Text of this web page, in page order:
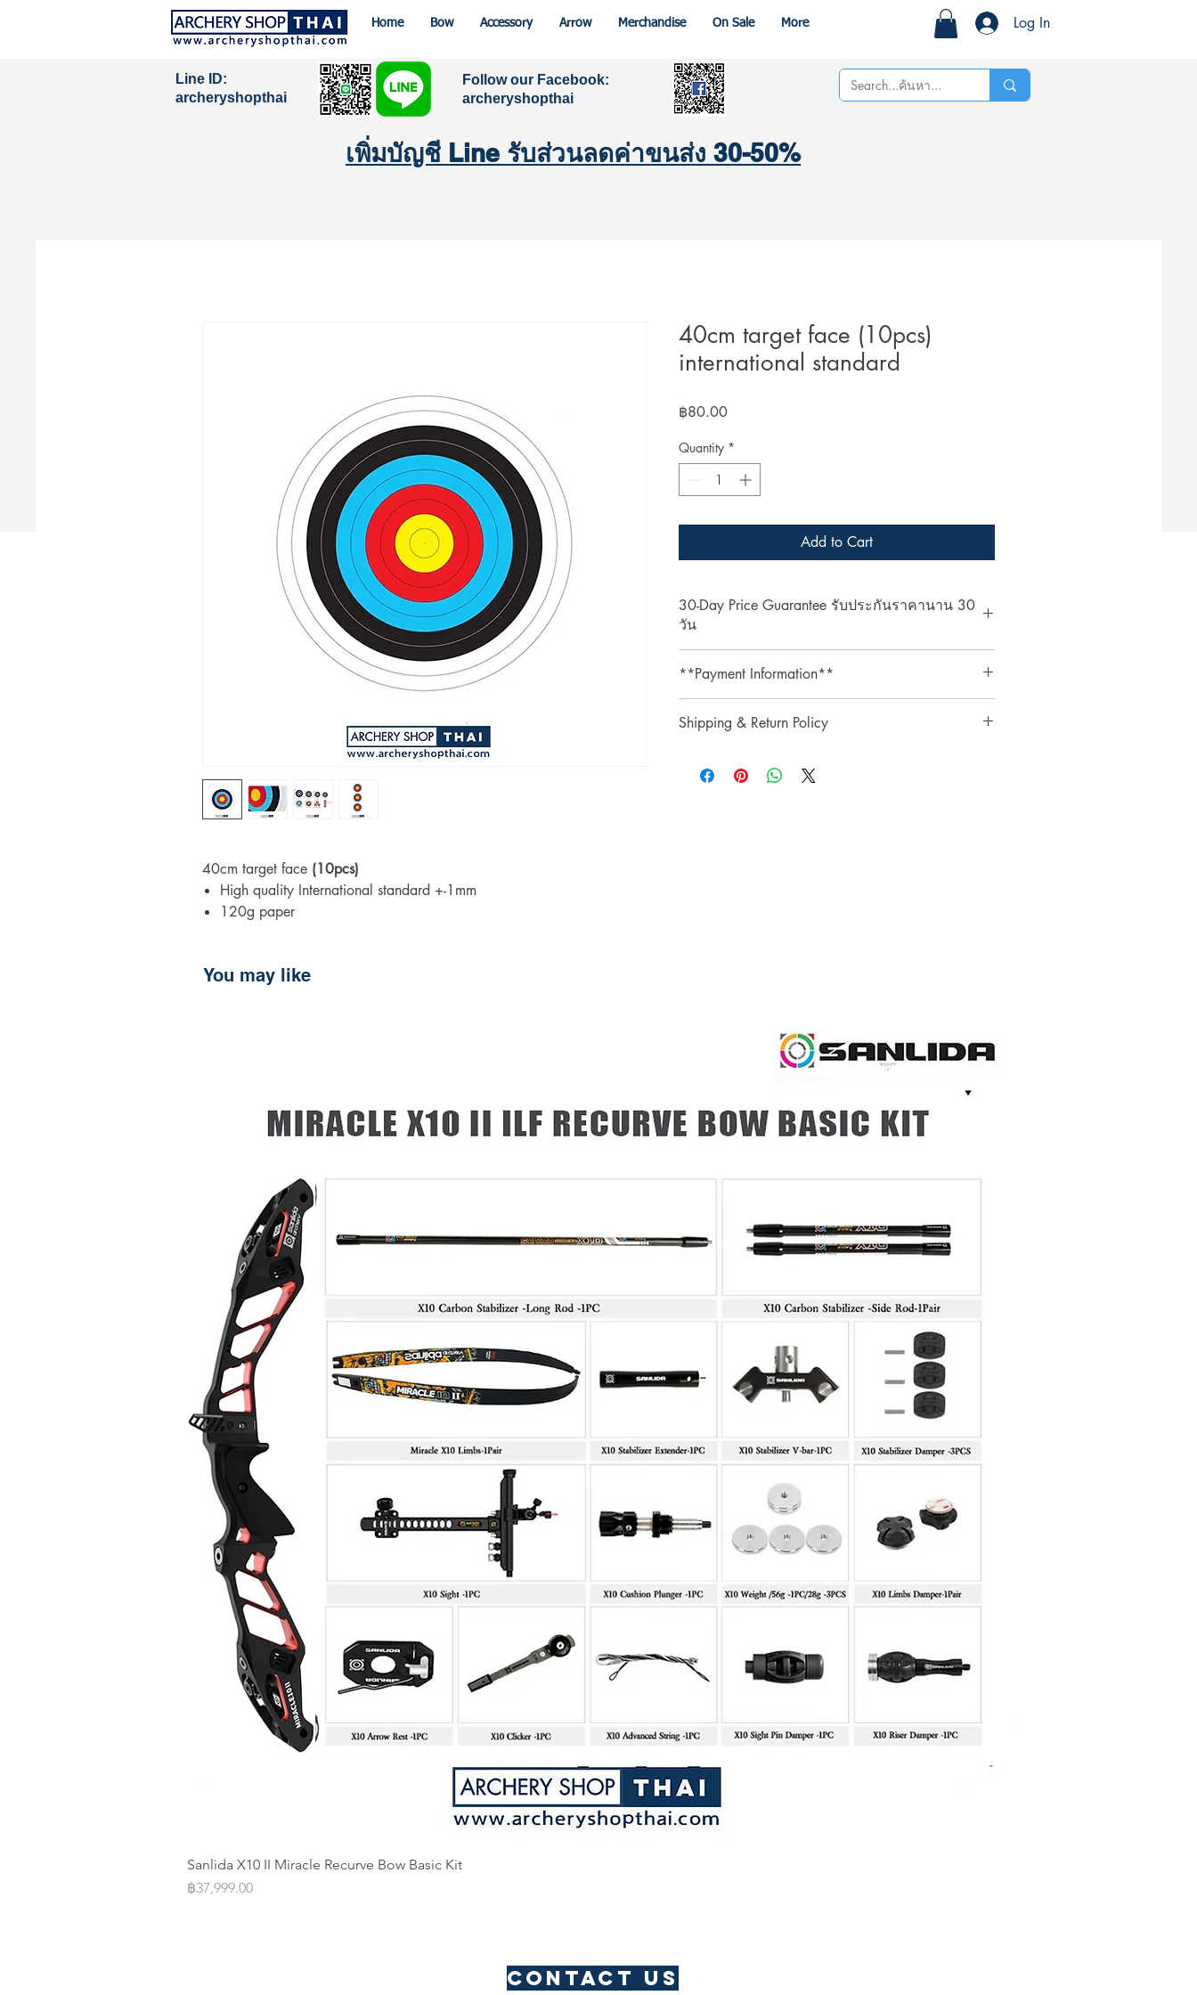
Home Bow Accessory Arrow Merchandise On Sale More Log In
40cm target face (10pcs)
High quality International standard +-1mm
120g paper
40cm target face (10pcs)
international standard
฿80.00Price
Quantity *
Add to Cart
30-Day Price Guarantee รับประกันราคานาน 30
วัน
lower price on our website within 30 days of your
purchase, simply present your payment receipt, and we'll
refund the difference.
ช้อปที่ ArcheryShopThai อย่างมั่นใจ! หากพบว่าราคาสินค้า
**Payment Information**
processing fee.**
Shipping & Return Policy
การจัดส่งและการคืนสินค้า
You may like
Sanlida X10 II Miracle Recurve Bow Basic Kit
Price
฿37,999.00
Line ID:
archeryshopthai
Follow our Facebook:
archeryshopthai
เพิ่มบัญชี Line รับส่วนลดค่าขนส่ง 30-50%
Contact us